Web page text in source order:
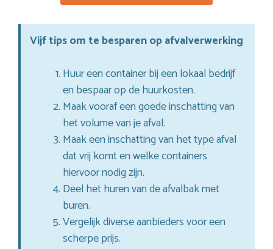
Vijf tips om te besparen op afvalverwerking
Huur een container bij een lokaal bedrijf
en bespaar op de huurkosten.
Maak vooraf een goede inschatting van
het volume van je afval.
Maak een inschatting van het type afval
dat vrij komt en welke containers
hiervoor nodig zijn.
Deel het huren van de afvalbak met
buren.
Vergelijk diverse aanbieders voor een
scherpe prijs.